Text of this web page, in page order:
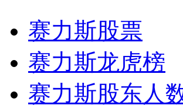
赛力斯股票
赛力斯龙虎榜
赛力斯股东人